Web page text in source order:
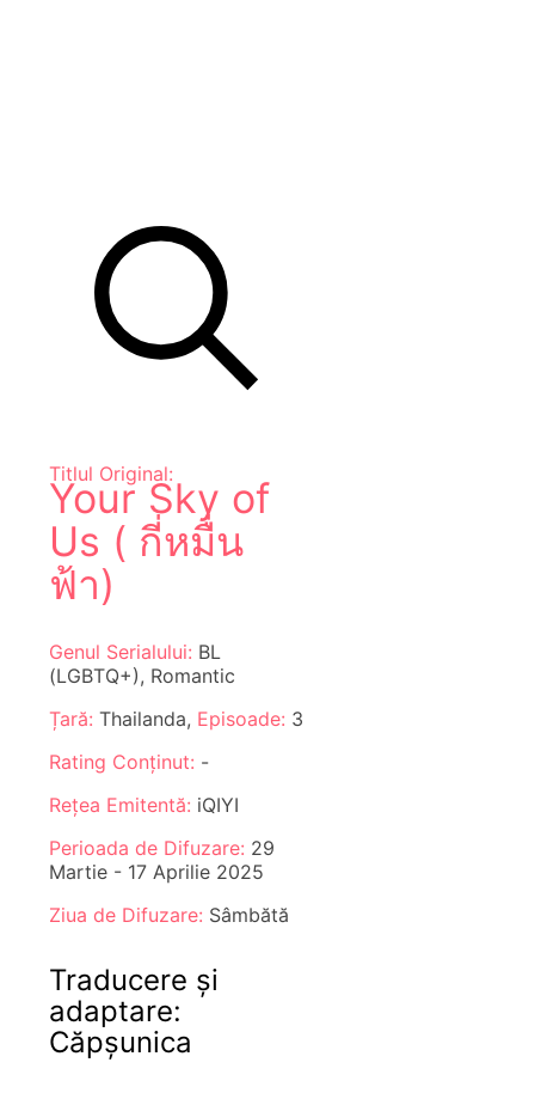
Titlul Original:
Your Sky of
Us ( กี่หมื่น
ฟ้า)
Genul Serialului: BL
(LGBTQ+), Romantic
Țară: Thailanda, Episoade: 3
Rating Conținut: -
Rețea Emitentă: iQIYI
Perioada de Difuzare: 29
Martie - 17 Aprilie 2025
Ziua de Difuzare: Sâmbătă
Traducere și
adaptare:
Căpșunica